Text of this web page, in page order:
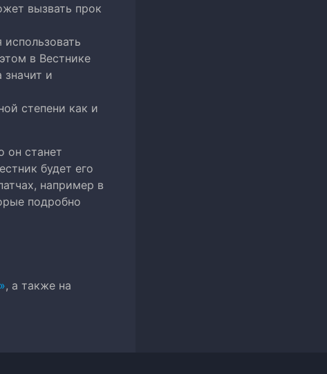
вызвать прок
в Вестнике
и
степени как и
он станет
будет его
например в
подробно
, а также на